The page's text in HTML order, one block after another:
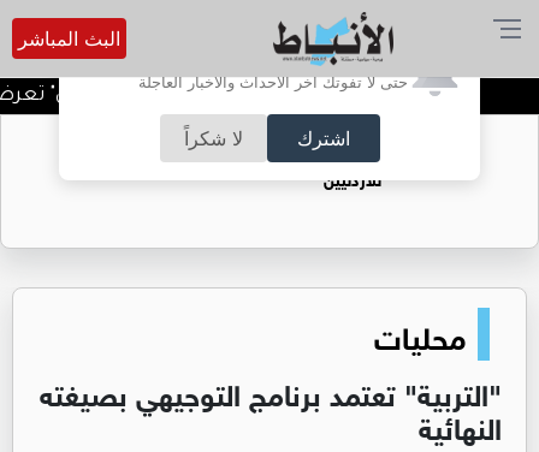
أترغب في تفعيل الإشعارات؟
حتى لا تفوتك آخر الأحداث والأخبار العاجلة
اشترك لا شكراً
البث المباشر
لجنة السينما في "شومان" تعرض
حقل الريشة حين يتحول الغاز إلى فرص عمل
للأردنيين
محليات
"التربية" تعتمد برنامج التوجيهي بصيغته
النهائية